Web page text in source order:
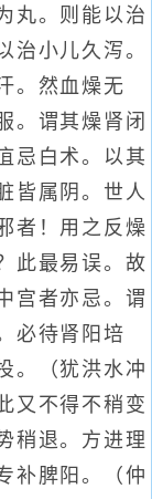
丸。则能以治
治小儿久泻。
。然血燥无
。谓其燥肾闭
忌白术。以其
皆属阴。世人
者！用之反燥
此最易误。故
宫者亦忌。谓
必待肾阳培
。（犹洪水冲
又不得不稍变
稍退。方进理
补脾阳。（仲